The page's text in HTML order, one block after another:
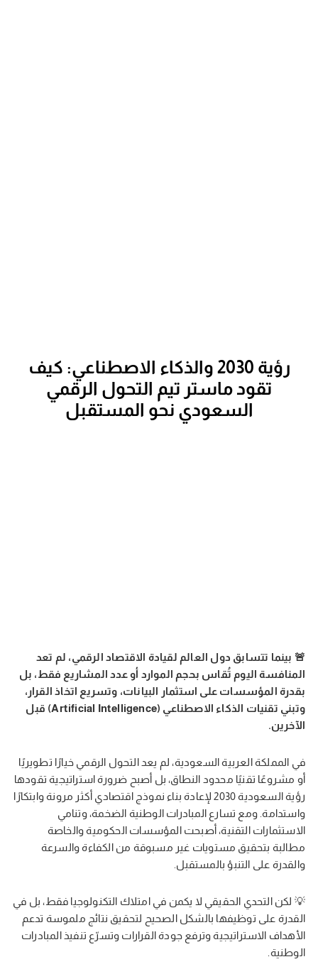
رؤية 2030 والذكاء الاصطناعي: كيف
تقود ماستر تيم التحول الرقمي
السعودي نحو المستقبل
🚨 بينما تتسابق دول العالم لقيادة الاقتصاد الرقمي، لم تعد
المنافسة اليوم تُقاس بحجم الموارد أو عدد المشاريع فقط، بل
بقدرة المؤسسات على استثمار البيانات، وتسريع اتخاذ القرار،
وتبني تقنيات الذكاء الاصطناعي (Artificial Intelligence) قبل
الآخرين.
في المملكة العربية السعودية، لم يعد التحول الرقمي خيارًا تطويريًا
أو مشروعًا تقنيًا محدود النطاق، بل أصبح ضرورة استراتيجية تقودها
رؤية السعودية 2030 لإعادة بناء نموذج اقتصادي أكثر مرونة وابتكارًا
واستدامة. ومع تسارع المبادرات الوطنية الضخمة، وتنامي
الاستثمارات التقنية، أصبحت المؤسسات الحكومية والخاصة
مطالبة بتحقيق مستويات غير مسبوقة من الكفاءة والسرعة
والقدرة على التنبؤ بالمستقبل.
💡 لكن التحدي الحقيقي لا يكمن في امتلاك التكنولوجيا فقط، بل في
القدرة على توظيفها بالشكل الصحيح لتحقيق نتائج ملموسة تدعم
الأهداف الاستراتيجية وترفع جودة القرارات وتسرّع تنفيذ المبادرات
الوطنية.